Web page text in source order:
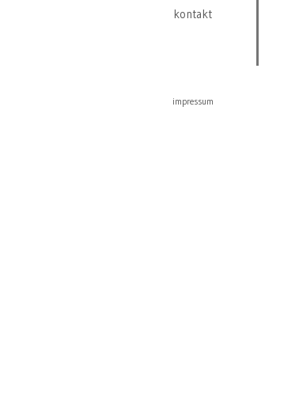
kontakt
impressum